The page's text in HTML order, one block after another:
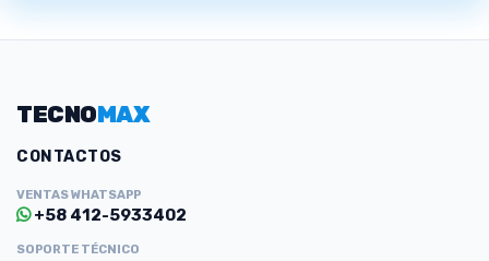
TECNOMAX
CONTACTOS
VENTAS WHATSAPP
+58 412-5933402
SOPORTE TÉCNICO